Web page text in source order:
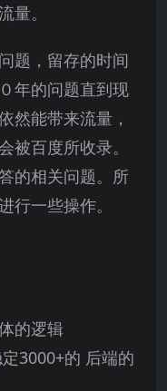
量。
题，留存的时间
年的问题直到现
然能带来流量，
被百度所收录。
的相关问题。所
行一些操作。
的逻辑
3000+的 后端的